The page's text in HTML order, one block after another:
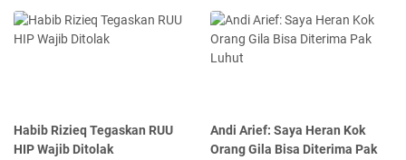
Habib Rizieq Tegaskan RUU
HIP Wajib Ditolak
Andi Arief: Saya Heran Kok
Orang Gila Bisa Diterima Pak